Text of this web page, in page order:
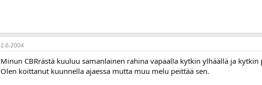
2.6.2004
Minun CBRrästä kuuluu samanlainen rahina vapaalla kytkin ylhäällä ja kytkin
Olen koittanut kuunnella ajaessa mutta muu melu peittää sen.